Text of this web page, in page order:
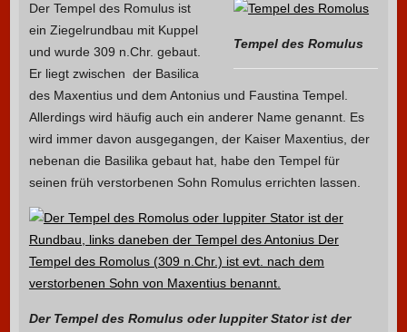
Tempel des Romulus
Der Tempel des Romulus ist
ein Ziegelrundbau mit Kuppel
und wurde 309 n.Chr. gebaut.
Er liegt zwischen der Basilica
des Maxentius und dem Antonius und Faustina Tempel.
Allerdings wird häufig auch ein anderer Name genannt. Es
wird immer davon ausgegangen, der Kaiser Maxentius, der
nebenan die Basilika gebaut hat, habe den Tempel für
seinen früh verstorbenen Sohn Romulus errichten lassen.
Der Tempel des Romulus oder Iuppiter Stator ist der